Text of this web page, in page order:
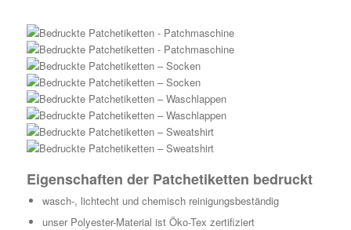
Eigenschaften der Patchetiketten bedruckt
wasch-, lichtecht und chemisch reinigungsbeständig
unser Polyester-Material ist Öko-Tex zertifiziert